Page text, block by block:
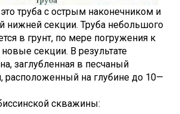
труба с острым наконечником и
нижней секции. Труба небольшого
в грунт, по мере погружения к
секции. В результате
заглубленная в песчаный
расположенный на глубине до 10—
скважины: